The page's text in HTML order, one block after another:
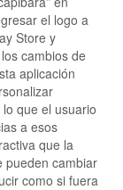
el logo a
Store y
cambios de
aplicación
que el usuario
a esos
que la
pueden cambiar
como si fuera